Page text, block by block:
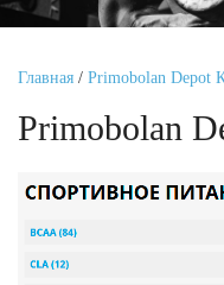
Главная / Primobolan Depot
Primobolan